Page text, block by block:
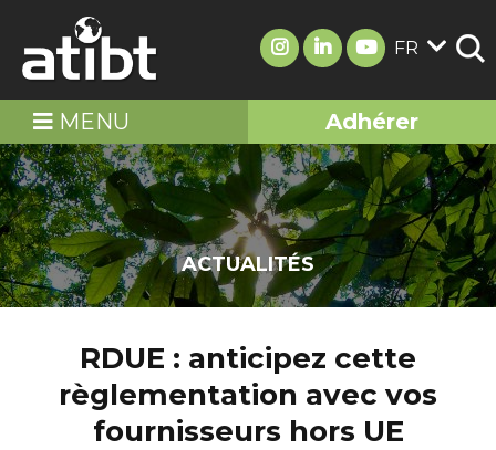
FR
MENU Adhérer
ACTUALITÉS
RDUE : anticipez cette
règlementation avec vos
fournisseurs hors UE